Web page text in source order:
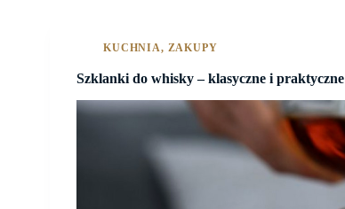
KUCHNIA, ZAKUPY
Szklanki do whisky – klasyczne i praktyczne